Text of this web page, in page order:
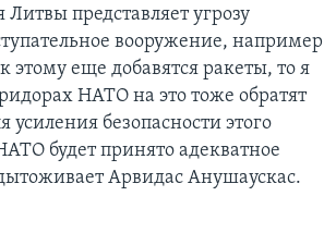
Литвы представляет угрозу
вооружение, например
этому еще добавятся ракеты, то я
НАТО на это тоже обратят
безопасности этого
будет принято адекватное
Арвидас Анушаускас.